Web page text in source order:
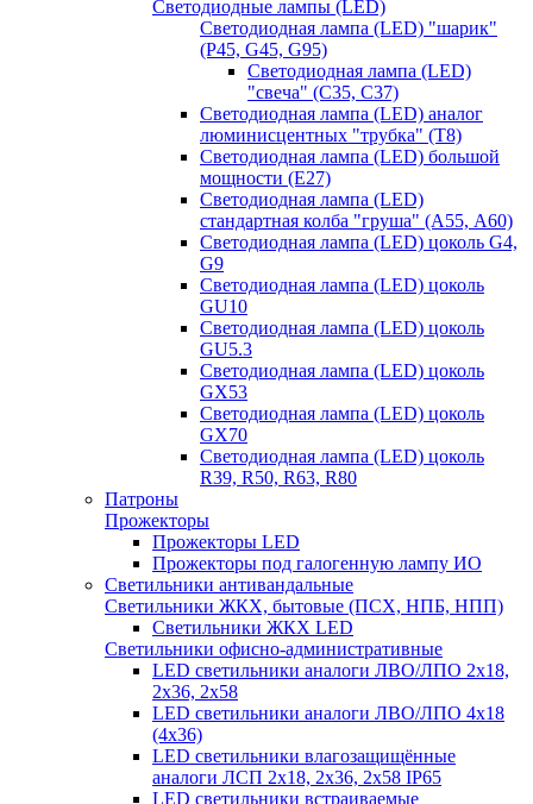
Светодиодные лампы (LED)
Светодиодная лампа (LED) "шарик"
(P45, G45, G95)
Светодиодная лампа (LED)
"свеча" (С35, С37)
Светодиодная лампа (LED) аналог
люминисцентных "трубка" (T8)
Светодиодная лампа (LED) большой
мощности (Е27)
Светодиодная лампа (LED)
стандартная колба "груша" (А55, А60)
Светодиодная лампа (LED) цоколь G4,
G9
Светодиодная лампа (LED) цоколь
GU10
Светодиодная лампа (LED) цоколь
GU5.3
Светодиодная лампа (LED) цоколь
GX53
Светодиодная лампа (LED) цоколь
GX70
Светодиодная лампа (LED) цоколь
R39, R50, R63, R80
Патроны
Прожекторы
Прожекторы LED
Прожекторы под галогенную лампу ИО
Светильники антивандальные
Светильники ЖКХ, бытовые (ПСХ, НПБ, НПП)
Светильники ЖКХ LED
Светильники офисно-административные
LED светильники аналоги ЛВО/ЛПО 2х18,
2х36, 2х58
LED светильники аналоги ЛВО/ЛПО 4х18
(4х36)
LED светильники влагозащищённые
аналоги ЛСП 2х18, 2х36, 2х58 IP65
LED светильники встраиваемые